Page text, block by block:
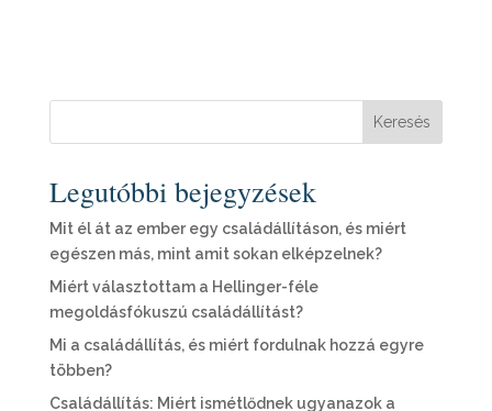
Keresés
Legutóbbi bejegyzések
Mit él át az ember egy családállításon, és miért
egészen más, mint amit sokan elképzelnek?
Miért választottam a Hellinger-féle
megoldásfókuszú családállítást?
Mi a családállítás, és miért fordulnak hozzá egyre
többen?
Családállítás: Miért ismétlődnek ugyanazok a